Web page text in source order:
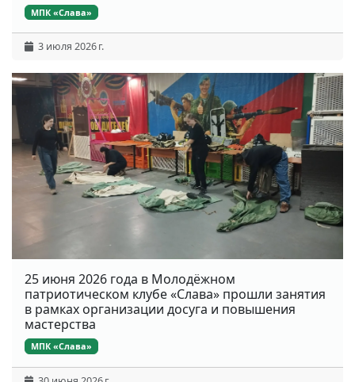
МПК «Слава»
3 июля 2026 г.
25 июня 2026 года в Молодёжном
патриотическом клубе «Слава» прошли занятия
в рамках организации досуга и повышения
мастерства
МПК «Слава»